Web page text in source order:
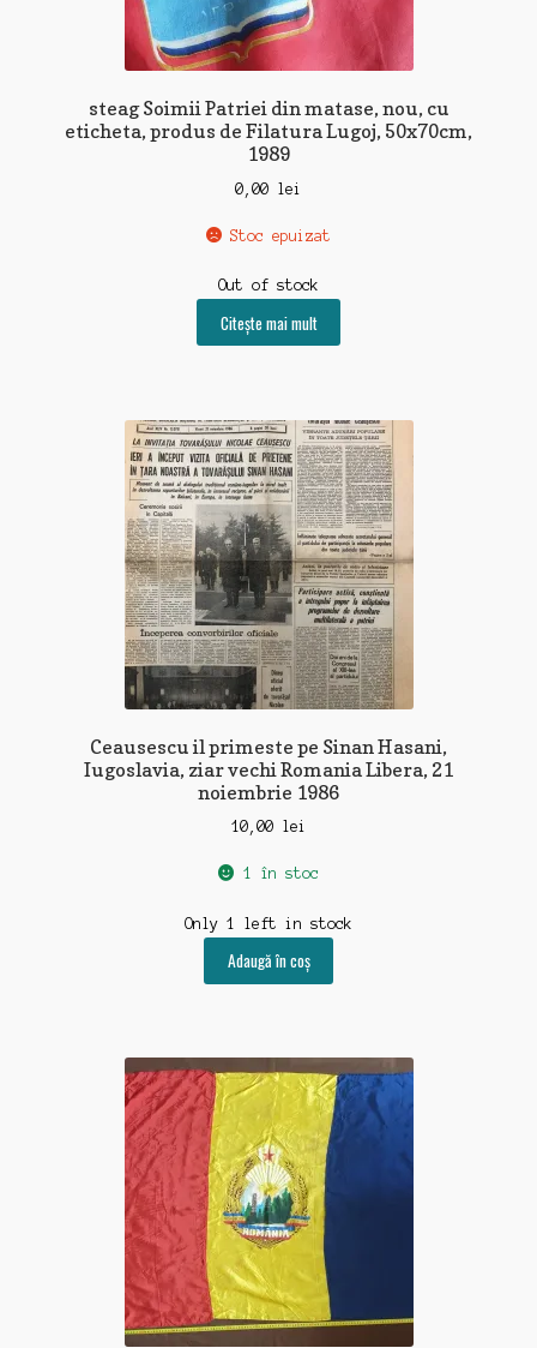
steag Soimii Patriei din matase, nou, cu
eticheta, produs de Filatura Lugoj, 50x70cm,
1989
0,00 lei
Stoc epuizat
Out of stock
Citește mai mult
Ceausescu il primeste pe Sinan Hasani,
Iugoslavia, ziar vechi Romania Libera, 21
noiembrie 1986
10,00 lei
1 în stoc
Only 1 left in stock
Adaugă în coș